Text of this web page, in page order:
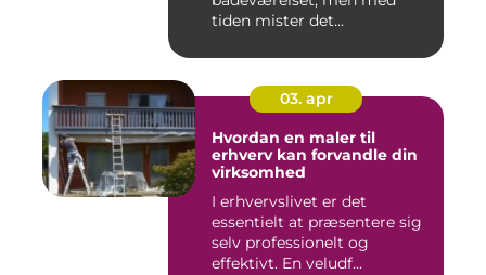
tiden mister det...
03. apr
Hvordan en maler til
erhverv kan forvandle din
virksomhed
I erhvervslivet er det
essentielt at præsentere sig
selv professionelt og
effektivt. En veludf...